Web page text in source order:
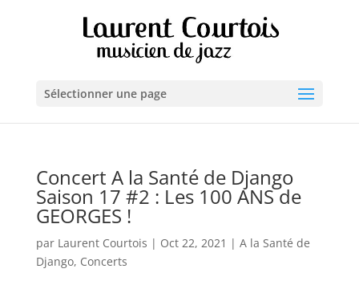
Sélectionner une page
Concert A la Santé de Django
Saison 17 #2 : Les 100 ANS de
GEORGES !
par Laurent Courtois | Oct 22, 2021 | A la Santé de
Django, Concerts